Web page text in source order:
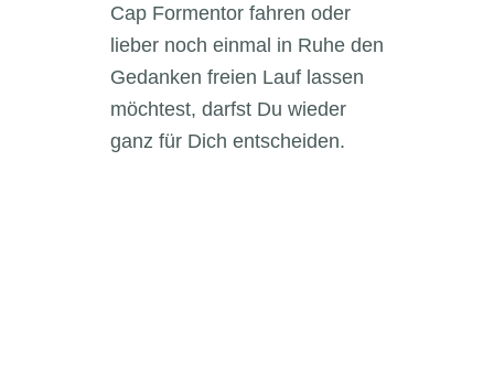
Cap Formentor fahren oder
lieber noch einmal in Ruhe den
Gedanken freien Lauf lassen
möchtest, darfst Du wieder
ganz für Dich entscheiden.